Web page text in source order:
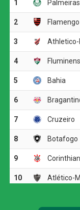
foram raras.
A melhor
Corinthians. Aos
preciso para
O ritmo aumentou
voltou a ameaçar
a bola no meio-
dominou, girou
potência da
outra grande
Dois minutos mais